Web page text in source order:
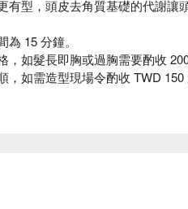
有型，頭皮去角質基礎的代謝讓
15 分鐘。
，如髮長即胸或過胸需要酌收
，如需造型現場令酌收 TWD